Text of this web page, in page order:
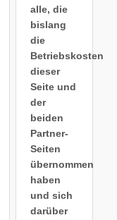
alle, die
bislang
die
Betriebskosten
dieser
Seite und
der
beiden
Partner-
Seiten
übernommen
haben
und sich
darüber